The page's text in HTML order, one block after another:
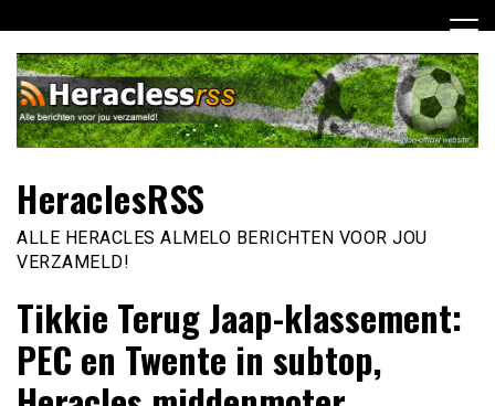
naar
inhoud
HeraclesRSS
ALLE HERACLES ALMELO BERICHTEN VOOR JOU
VERZAMELD!
Tikkie Terug Jaap-klassement:
PEC en Twente in subtop,